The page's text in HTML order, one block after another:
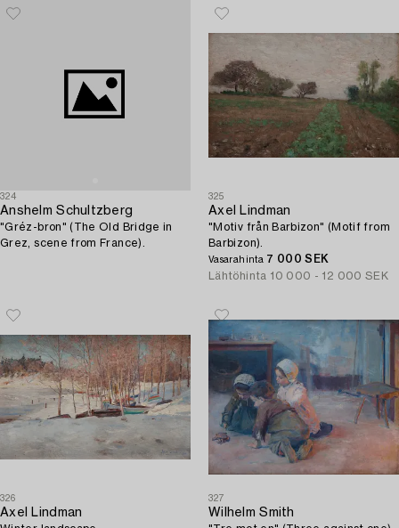
324
Anshelm Schultzberg
"Gréz-bron" (The Old Bridge in
Grez, scene from France).
325
Axel Lindman
"Motiv från Barbizon" (Motif from
Barbizon).
Vasarahinta 7 000 SEK
Lähtöhinta 10 000 - 12 000 SEK
326
Axel Lindman
327
Wilhelm Smith